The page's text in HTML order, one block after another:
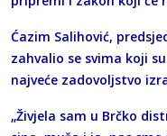
Ćazim Salihović,
zahvalio se svima koji
najveće zadovoljstvo
„Živjela sam u Brčko